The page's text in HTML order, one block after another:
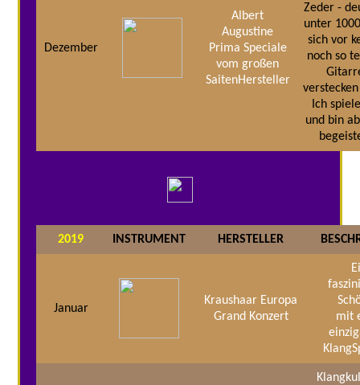
Dezember
Albert
Augustine
Prima Speciale
vom großen
SaitenHersteller
Zeder -
unter
sich vor
noch so
Ich
und bin
2019 INSTRUMENT HERSTELLER
Januar
Kraushaar Europa
Grand Konzert
mit